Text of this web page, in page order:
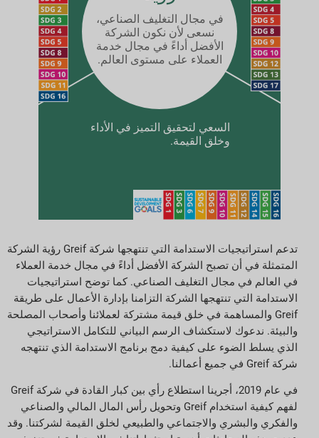
تدعم استراتيجيات الاستدامة التي تنتهجها شركة Greif رؤية الشركة
المتمثلة في أن تصبح الشركة الأفضل أداءً في مجال خدمة العملاء
في العالم في مجال التغليف الصناعي. كما توضح استراتيجيات
الاستدامة التي تنتهجها الشركة التزامنا بإدارة الأعمال على طريقة
Greif والمساهمة في خلق قيمة مشتركة لعملائنا وأصحاب المصلحة
والبيئة. ندعوك لاستكشاف الرسم البياني للتكامل الاستراتيجي
الذي يسلط الضوء على كيفية دمج برنامج الاستدامة الذي تنتهجه
شركة Greif في جميع أعمالنا.
في عام 2019، أجرينا استطلاع رأي بين كبار القادة في شركة Greif
لفهم كيفية استخدام Greif وتحويل رأس المال المالي والصناعي
والفكري والبشري والاجتماعي والطبيعي لخلق القيمة لشركتنا. وقد
السعي لتحقيق التميز في الأداء
وخلق القيمة.
في مجال التغليف الصناعي،
نسعى لأن نكون الشركة
الأفضل أداءً في مجال خدمة
العملاء على مستوى العالم.